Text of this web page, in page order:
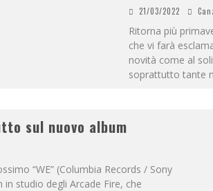
21/03/2022
Ritorna più
che vi farà
novità come al
soprattutto tante
sul nuovo album
“WE” (Columbia Records / Sony
in studio degli Arcade Fire, che